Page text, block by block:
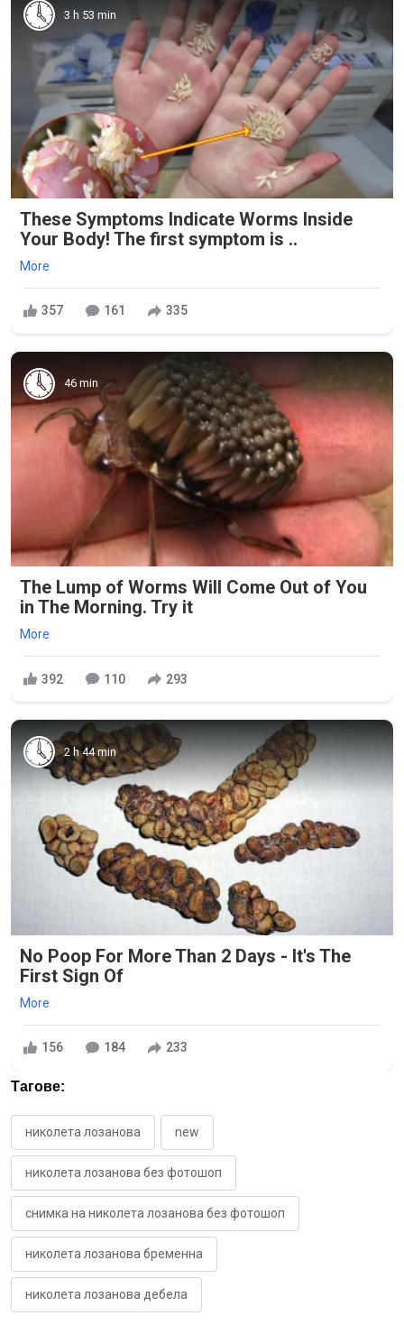
3 h 53 min
These Symptoms Indicate Worms Inside
Your Body! The first symptom is ..
More
357 161 335
46 min
The Lump of Worms Will Come Out of You
in The Morning. Try it
More
392 110 293
2 h 44 min
No Poop For More Than 2 Days - It's The
First Sign Of
More
156 184 233
Тагове:
николета лозанова new
николета лозанова без фотошоп
снимка на николета лозанова без фотошоп
николета лозанова бременна
николета лозанова дебела